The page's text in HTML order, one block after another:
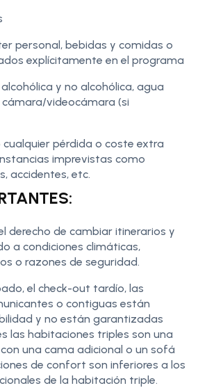
personal, bebidas y comidas o
explícitamente en el programa
y no alcohólica, agua
videocámara (si
cualquier pérdida o coste extra
imprevistas como
accidentes, etc.
derecho de cambiar itinerarios y
a condiciones climáticas,
o razones de seguridad.
el check-out tardío, las
o contiguas están
y no están garantizadas
las habitaciones triples son una
una cama adicional o un sofá
de confort son inferiores a los
de la habitación triple.